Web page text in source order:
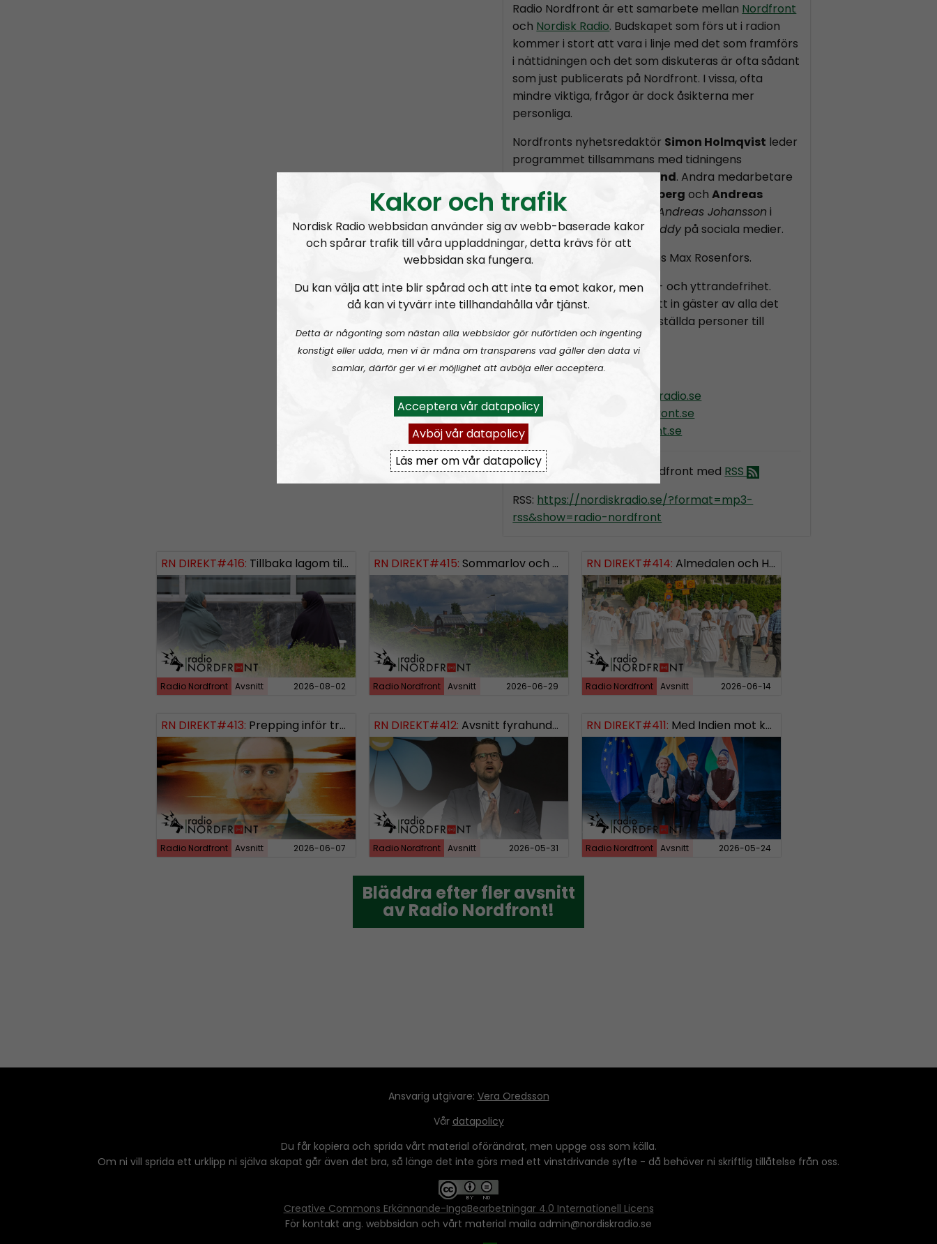
Radio Nordfront är ett samarbete mellan Nordfront
och Nordisk Radio. Budskapet som förs ut i radion
kommer i stort att vara i linje med det som framförs
i nättidningen och det som diskuteras är ofta sådant
som just publicerats på Nordfront. I vissa, ofta
mindre viktiga, frågor är dock åsikterna mer
personliga.
Nordfronts nyhetsredaktör Simon Holmqvist leder
programmet tillsammans med tidningens
chefredaktörMartin Saxlind. Andra medarbetare
är skribenten
Tobias Lindberg ochAndreas
Holmvall, även känd som Andreas Johansson i
Nordic FrontierochHey Buddy på sociala medier.
Producent är Nordisk Radios Max Rosenfors.
Radio Nordfront gillar åsikt- och yttrandefrihet.
Därför bjuder vi titt som tätt in gäster av alla det
slag, alltifrån sympatiskt inställda personer till
meningsmotståndare.
Epost:
radionordfront@nordiskradio.se
simon.holmqvist@nordfront.se
martin.saxlind@nordfront.se
Prenumerera på Radio Nordfront med RSS
RSS: https://nordiskradio.se/?format=mp3-
rss&show=radio-nordfront
RN DIREKT#416: Tillbaka lagom till främlingsinvasionen SWISH: 0738958452
Radio Nordfront Avsnitt 2026-08-02
RN DIREKT#415: Sommarlov och prepping SWISH: 0738958452
Radio Nordfront Avsnitt 2026-06-29
RN DIREKT#414: Almedalen och Hübinettes fall
Radio Nordfront Avsnitt 2026-06-14
RN DIREKT#413: Prepping inför tredje världskriget
Radio Nordfront Avsnitt 2026-06-07
RN DIREKT#412: Avsnitt fyrahundratolv SWISH: 0700738064
Radio Nordfront Avsnitt 2026-05-31
RN DIREKT#411: Med Indien mot kosmos SWISH: 0700738064
Radio Nordfront Avsnitt 2026-05-24
Bläddra efter fler avsnitt
av Radio Nordfront!
Bläddra efter fler avsnitt
av Radio Nordfront!
Ansvarig utgivare: Vera Oredsson
Vår datapolicy
Du får kopiera och sprida vårt material oförändrat, men uppge oss som källa.
Om ni vill sprida ett urklipp ni själva skapat går även det bra, så länge det inte görs med ett vinstdrivande syfte - då behöver ni skriftlig tillåtelse från oss.
Creative Commons Erkännande-IngaBearbetningar 4.0 Internationell Licens
För kontakt ang. webbsidan och vårt material maila admin@nordiskradio.se
Kakor och trafik
Nordisk Radio webbsidan använder sig av webb-baserade kakor
och spårar trafik till våra uppladdningar, detta krävs för att
webbsidan ska fungera.
Du kan välja att inte blir spårad och att inte ta emot kakor, men
då kan vi tyvärr inte tillhandahålla vår tjänst.
Detta är någonting som nästan alla webbsidor gör nuförtiden och ingenting
konstigt eller udda, men vi är måna om transparens vad gäller den data vi
samlar, därför ger vi er möjlighet att avböja eller acceptera.
Acceptera vår datapolicy
Avböj vår datapolicy
Läs mer om vår datapolicy